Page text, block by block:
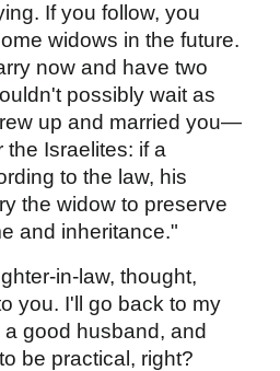
If you follow, you
widows in the future.
now and have two
possibly wait as
up and married you—
the Israelites: if a
to the law, his
the widow to preserve
and inheritance."
in-law, thought,
you. I'll go back to my
good husband, and
be practical, right?